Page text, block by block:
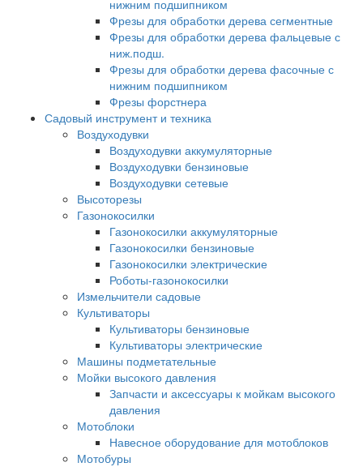
нижним подшипником
Фрезы для обработки дерева сегментные
Фрезы для обработки дерева фальцевые с
ниж.подш.
Фрезы для обработки дерева фасочные с
нижним подшипником
Фрезы форстнера
Садовый инструмент и техника
Воздуходувки
Воздуходувки аккумуляторные
Воздуходувки бензиновые
Воздуходувки сетевые
Высоторезы
Газонокосилки
Газонокосилки аккумуляторные
Газонокосилки бензиновые
Газонокосилки электрические
Роботы-газонокосилки
Измельчители садовые
Культиваторы
Культиваторы бензиновые
Культиваторы электрические
Машины подметательные
Мойки высокого давления
Запчасти и аксессуары к мойкам высокого
давления
Мотоблоки
Навесное оборудование для мотоблоков
Мотобуры